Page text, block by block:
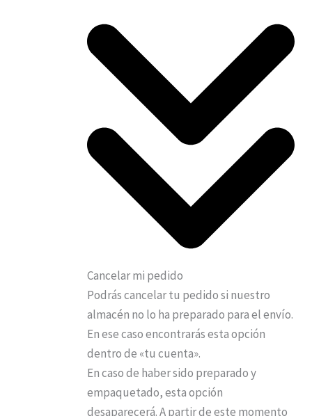
Cancelar mi pedido
Podrás cancelar tu pedido si nuestro
almacén no lo ha preparado para el envío.
En ese caso encontrarás esta opción
dentro de «tu cuenta».
En caso de haber sido preparado y
empaquetado, esta opción
desaparecerá. A partir de este momento